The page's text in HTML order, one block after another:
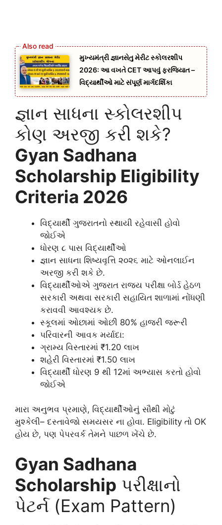
મુખ્યમંત્રી જ્ઞાનસેતુ મેરીટ સ્કોલરશીપ
2026: આ વખતે CET આપવું ફરજિયાત –
વિદ્યાર્થીઓ માટે સંપૂર્ણ માર્ગદર્શિકા
જ્ઞાન સાધના સ્કોલરશીપ
કોણ અરજી કરી શકે?
Gyan Sadhana
Scholarship Eligibility
Criteria 2026
વિદ્યાર્થી ગુજરાતનો સ્થાયી રહેવાસી હોવો
જોઈએ
ધોરણ ૮ પાસ વિદ્યાર્થીઓ
જ્ઞાન સાધના શિષ્યવૃત્તિ ૨૦૨૬ માટે ઓનલાઈન
અરજી કરી શકે છે.
વિદ્યાર્થીઓએ ગુજરાત રાજ્ય પરીક્ષા બોર્ડ હેઠળ
સરકારી અથવા સરકારી સહાયિત શાળામાં નોંધણી
કરાવવી આવશ્યક છે.
સ્કૂલમાં ઓછામાં ઓછી 80% હાજરી જરૂરી
પરિવારની આવક મર્યાદા:
ગ્રામ્ય વિસ્તારમાં ₹1.20 લાખ
શહેરી વિસ્તારમાં ₹1.50 લાખ
વિદ્યાર્થી ધોરણ 9 થી 12માં અભ્યાસ કરતો હોવો
જોઈએ
મારા અનુભવ પ્રમાણે, વિદ્યાર્થીઓનું સૌથી મોટું
મુશ્કેલી– દસ્તાવેજો સમયસર ના હોવા. Eligibility તો OK
હોય છે, પણ પેપરવર્ક તેમને પાછળ ખેંચે છે.
Gyan Sadhana
Scholarship પરીક્ષાનો
પેટર્ન (Exam Pattern)